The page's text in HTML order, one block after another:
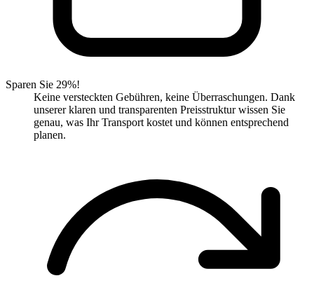
Sparen Sie 29%!
Keine versteckten Gebühren, keine Überraschungen. Dank
unserer klaren und transparenten Preisstruktur wissen Sie
genau, was Ihr Transport kostet und können entsprechend
planen.